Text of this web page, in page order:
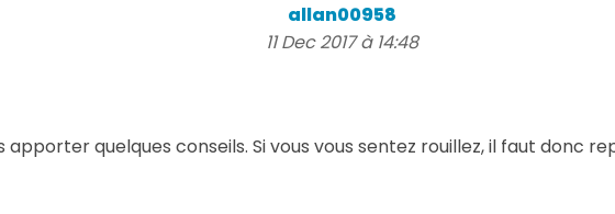
allan00958
11 Dec 2017 à 14:48
apporter quelques conseils. Si vous vous sentez rouillez, il faut donc